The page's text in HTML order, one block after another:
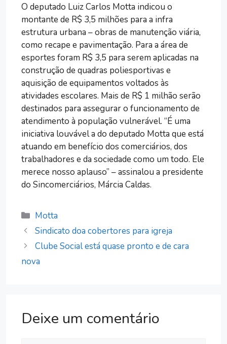
O deputado Luiz Carlos Motta indicou o
montante de R$ 3,5 milhões para a infra
estrutura urbana – obras de manutenção viária,
como recape e pavimentação. Para a área de
esportes foram R$ 3,5 para serem aplicadas na
construção de quadras poliesportivas e
aquisição de equipamentos voltados às
atividades escolares. Mais de R$ 1 milhão serão
destinados para assegurar o funcionamento de
atendimento à população vulnerável. “É uma
iniciativa louvável a do deputado Motta que está
atuando em benefício dos comerciários, dos
trabalhadores e da sociedade como um todo. Ele
merece nosso aplauso” – assinalou a presidente
do Sincomerciários, Márcia Caldas.
Categorias
Motta
Sindicato doa cobertores para igreja
Clube Social está quase pronto e de cara
nova
Deixe um comentário